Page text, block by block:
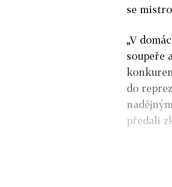
se
„V
soupeře
do
předali